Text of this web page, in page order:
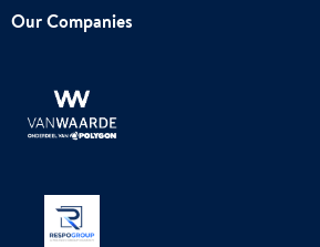
Our Companies